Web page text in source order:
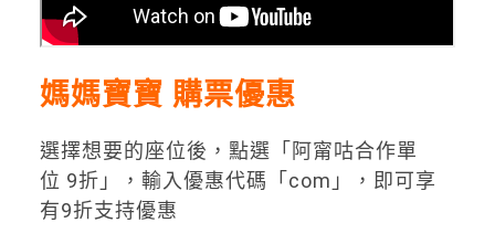
媽媽寶寶 購票優惠
選擇想要的座位後，點選「阿甯咕合作單
位 9折」，輸入優惠代碼「com 」，即可享
有9折支持優惠